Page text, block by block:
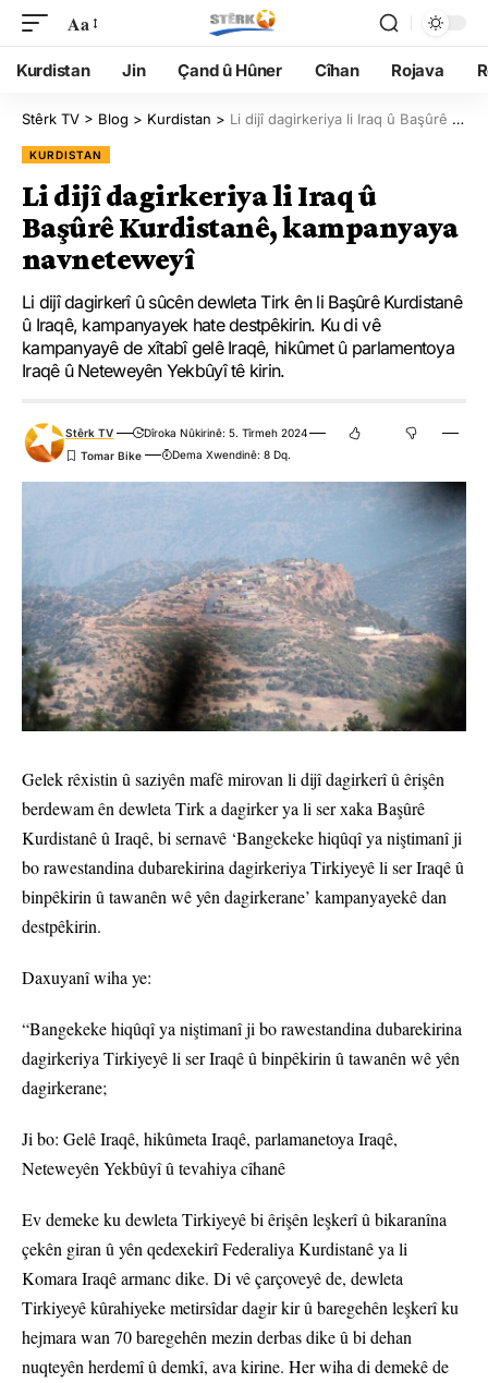
Aa
Kurdistan Jin Çand û Hûner Cîhan Rojava
Stêrk TV > Blog > Kurdistan > Li dijî dagirkeriya li Iraq û Başûrê Kurdistanê, kampanyaya navneteweyî
KURDISTAN
Li dijî dagirkeriya li Iraq û
Başûrê Kurdistanê, kampanyaya
navneteweyî
Li dijî dagirkerî û sûcên dewleta Tirk ên li Başûrê Kurdistanê
û Iraqê, kampanyayek hate destpêkirin. Ku di vê
kampanyayê de xîtabî gelê Iraqê, hikûmet û parlamentoya
Iraqê û Neteweyên Yekbûyî tê kirin.
Stêrk TV
Dîroka Nûkirinê: 5. Tîrmeh 2024
Dema Xwendinê: 8 Dq.
Gelek rêxistin û saziyên mafê mirovan li dijî dagirkerî û êrişên
berdewam ên dewleta Tirk a dagirker ya li ser xaka Başûrê
Kurdistanê û Iraqê, bi sernavê ‘Bangekeke hiqûqî ya niştimanî ji
bo rawestandina dubarekirina dagirkeriya Tirkiyeyê li ser Iraqê û
binpêkirin û tawanên wê yên dagirkerane’ kampanyayekê dan
destpêkirin.
Daxuyanî wiha ye:
“Bangekeke hiqûqî ya niştimanî ji bo rawestandina dubarekirina
dagirkeriya Tirkiyeyê li ser Iraqê û binpêkirin û tawanên wê yên
dagirkerane;
Ji bo: Gelê Iraqê, hikûmeta Iraqê, parlamanetoya Iraqê,
Neteweyên Yekbûyî û tevahiya cîhanê
Ev demeke ku dewleta Tirkiyeyê bi êrişên leşkerî û bikaranîna
çekên giran û yên qedexekirî Federaliya Kurdistanê ya li
Komara Iraqê armanc dike. Di vê çarçoveyê de, dewleta
Tirkiyeyê kûrahiyeke metirsîdar dagir kir û baregehên leşkerî ku
hejmara wan 70 baregehên mezin derbas dike û bi dehan
nuqteyên herdemî û demkî, ava kirine. Her wiha di demekê de